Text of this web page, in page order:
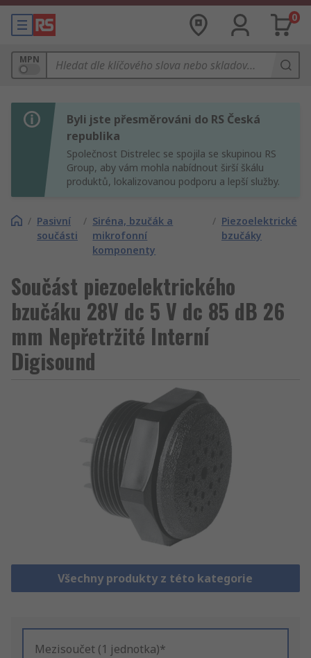
0
MPN
Byli jste přesměrováni do RS Česká
republika
Společnost Distrelec se spojila se skupinou RS
Group, aby vám mohla nabídnout širší škálu
produktů, lokalizovanou podporu a lepší služby.
/ Pasivní
součásti
/ Siréna, bzučák a
mikrofonní
komponenty
/ Piezoelektrické
bzučáky
Součást piezoelektrického
bzučáku 28V dc 5 V dc 85 dB 26
mm Nepřetržité Interní
Digisound
Všechny produkty z této kategorie
Mezisoučet (1 jednotka)*